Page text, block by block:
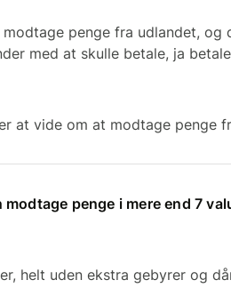
penge fra udlandet, og
med at skulle betale, ja
at vide om at modtage penge
penge i mere end 7
helt uden ekstra gebyrer og